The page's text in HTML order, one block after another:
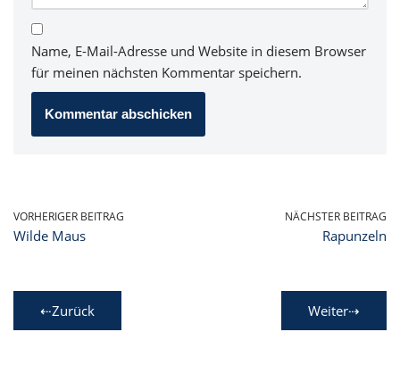
Name, E-Mail-Adresse und Website in diesem Browser
für meinen nächsten Kommentar speichern.
VORHERIGER BEITRAG
Wilde Maus
NÄCHSTER BEITRAG
Rapunzeln
⇠Zurück Weiter⇢